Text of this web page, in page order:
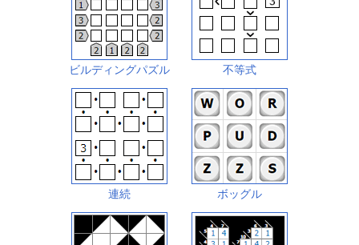
ビルディングパズル 不等式
連続 ボッグル